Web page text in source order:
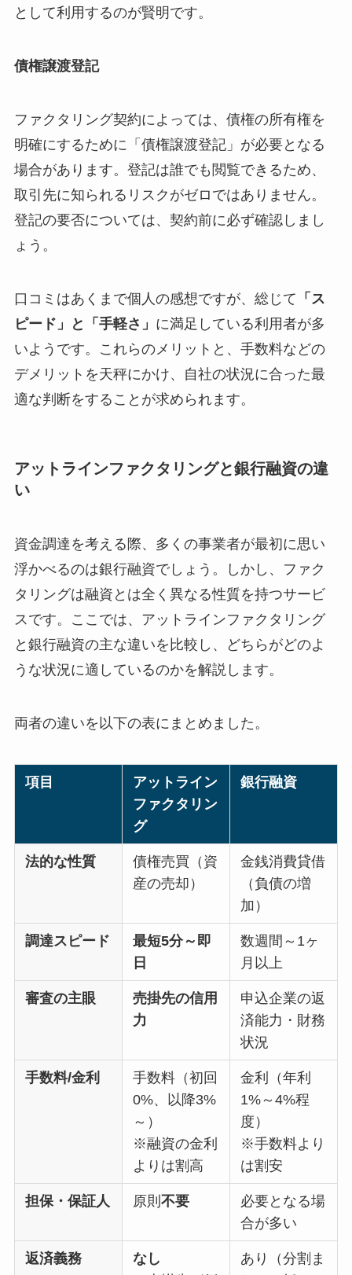
として利用するのが賢明です。
債権譲渡登記
ファクタリング契約によっては、債権の所有権を
明確にするために「債権譲渡登記」が必要となる
場合があります。登記は誰でも閲覧できるため、
取引先に知られるリスクがゼロではありません。
登記の要否については、契約前に必ず確認しまし
ょう。
口コミはあくまで個人の感想ですが、総じて 「ス
ピード」と「手軽さ」 に満足している利用者が多
いようです。これらのメリットと、手数料などの
デメリットを天秤にかけ、自社の状況に合った最
適な判断をすることが求められます。
アットラインファクタリングと銀行融資の違
い
資金調達を考える際、多くの事業者が最初に思い
浮かべるのは銀行融資でしょう。しかし、ファク
タリングは融資とは全く異なる性質を持つサービ
スです。ここでは、アットラインファクタリング
と銀行融資の主な違いを比較し、どちらがどのよ
うな状況に適しているのかを解説します。
両者の違いを以下の表にまとめました。
項目
アットライン
ファクタリン
グ
銀行融資
法的な性質
債権売買（資
産の売却）
金銭消費貸借
（負債の増
加）
調達スピード
最短5分～即
日
数週間～1ヶ
月以上
審査の主眼
売掛先の信用
力
申込企業の返
済能力・財務
状況
手数料/金利
手数料（初回
0%、以降3%
～）
※融資の金利
よりは割高
金利（年利
1%～4%程
度）
※手数料より
は割安
担保・保証人 原則不要
必要となる場
合が多い
返済義務
なし
あり（分割ま